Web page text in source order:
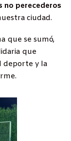
no perecederos
ciudad.
que se sumó,
que
deporte y la